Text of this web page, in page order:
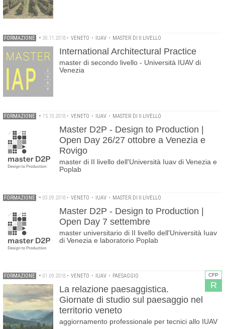
FORMAZIONE • 30.11.2018 • VENETO • IUAV • MASTER DI II LIVELLO
International Architectural Practice
master di secondo livello - Università IUAV di
Venezia
FORMAZIONE • 15.10.2018 • VENETO • IUAV • MASTER DI II LIVELLO
Master D2P - Design to Production |
Open Day 26/27 ottobre a Venezia e
Rovigo
master di II livello dell'Università Iuav di Venezia e
Poplab
FORMAZIONE • 03.09.2018 • VENETO • IUAV • MASTER DI II LIVELLO
Master D2P - Design to Production |
Open Day 7 settembre
master universitario di II livello dell'Università Iuav
di Venezia e laboratorio Poplab
CFP
R
FORMAZIONE • 01.09.2018 • VENETO • IUAV • PAESAGGIO
La relazione paesaggistica.
Giornate di studio sul paesaggio nel
territorio veneto
aggiornamento professionale per tecnici allo IUAV